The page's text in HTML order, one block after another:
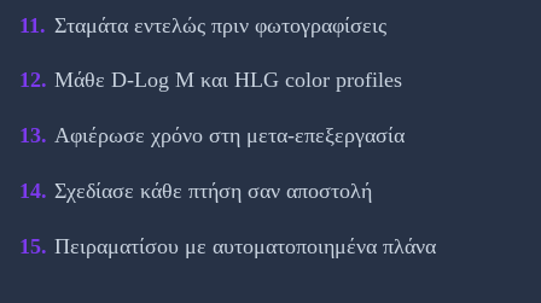
Σταμάτα εντελώς πριν φωτογραφίσεις
Μάθε D-Log M και HLG color profiles
Αφιέρωσε χρόνο στη μετα-επεξεργασία
Σχεδίασε κάθε πτήση σαν αποστολή
Πειραματίσου με αυτοματοποιημένα πλάνα